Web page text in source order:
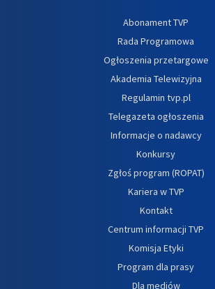
Abonament TVP
Rada Programowa
Ogłoszenia przetargowe
Akademia Telewizyjna
Regulamin tvp.pl
Telegazeta ogłoszenia
Informacje o nadawcy
Konkursy
Zgłoś program (ROPAT)
Kariera w TVP
Kontakt
Centrum informacji TVP
Komisja Etyki
Program dla prasy
Dla mediów